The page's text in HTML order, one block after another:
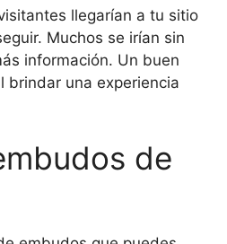
llegarían a tu sitio
Muchos se irían sin
información. Un buen
brindar una experiencia
de